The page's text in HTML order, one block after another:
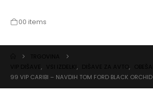
00 items
, , ,
99 VIP CARIBI – NAVDIH TOM FORD BLACK ORCHID